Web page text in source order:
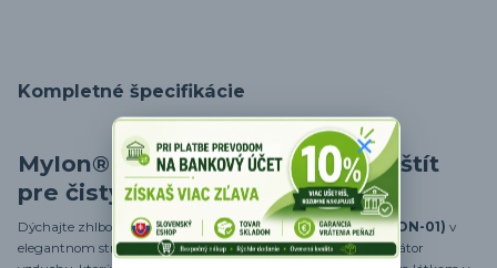
Kompletné špecifikácie
MyIon® Strieborný: Váš osobný štít
pre čistý vzduch
Dýchajte zhlboko a bezpečne, nech ste kdekoľvek.MyIon® (ION-01) v
elegantnom striebornom prevedení je inovatívny osobný ionizátor